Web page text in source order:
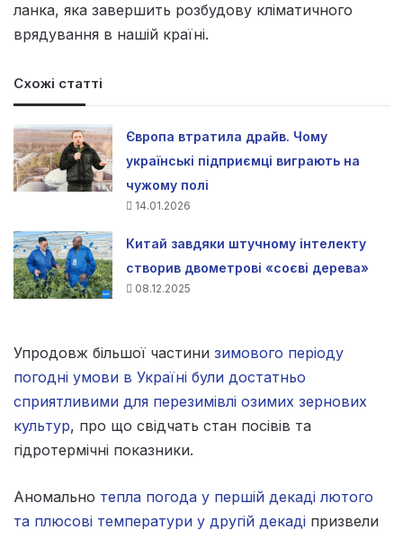
ланка, яка завершить розбудову кліматичного
врядування в нашій країні.
Схожі статті
Європа втратила драйв. Чому
українські підприємці виграють на
чужому полі
14.01.2026
Китай завдяки штучному інтелекту
створив двометрові «соєві дерева»
08.12.2025
Упродовж більшої частини зимового періоду
погодні умови в Україні були достатньо
сприятливими для перезимівлі озимих зернових
культур, про що свідчать стан посівів та
гідротермічні показники.
Аномально тепла погода у першій декаді лютого
та плюсові температури у другій декаді призвели